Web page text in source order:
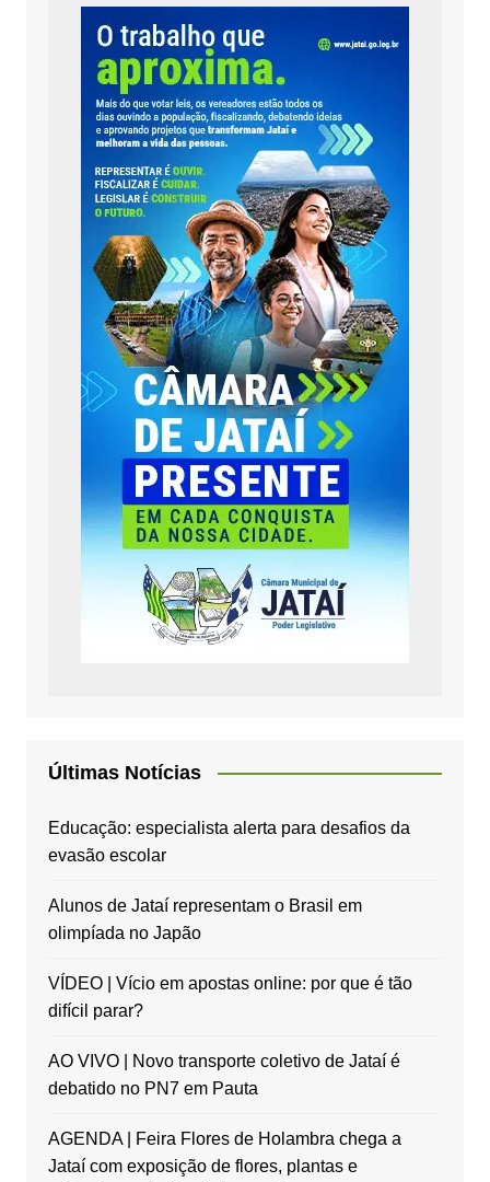
Últimas Notícias
Educação: especialista alerta para desafios da
evasão escolar
Alunos de Jataí representam o Brasil em
olimpíada no Japão
VÍDEO | Vício em apostas online: por que é tão
difícil parar?
AO VIVO | Novo transporte coletivo de Jataí é
debatido no PN7 em Pauta
AGENDA | Feira Flores de Holambra chega a
Jataí com exposição de flores, plantas e